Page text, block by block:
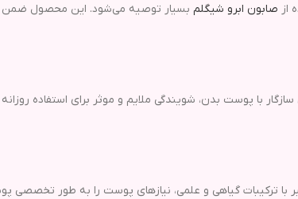
از صابون ابرو شیگلم بسیار توصیه می‌شود. این محصول ضمن
سازگار با پوست بدن، شویندگی ملایم و موثر برای استفاده
با ترکیبات گیاهی و علمی، نیازهای پوست را به طور